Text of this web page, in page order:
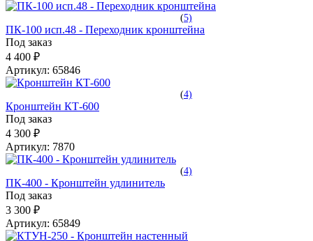
(5)
ПК-100 исп.48 - Переходник кронштейна
Под заказ
4 400 ₽
Артикул: 65846
(4)
Кронштейн КТ-600
Под заказ
4 300 ₽
Артикул: 7870
(4)
ПК-400 - Кронштейн удлинитель
Под заказ
3 300 ₽
Артикул: 65849